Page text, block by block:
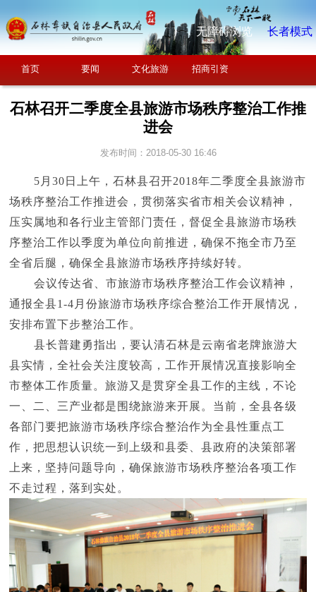
无障碍浏览 长者模式
首页 要闻 文化旅游 招商引资
石林召开二季度全县旅游市场秩序整治工作推
进会
发布时间：2018-05-30 16:46
5月30日上午，石林县召开2018年二季度全县旅游市
场秩序整治工作推进会，贯彻落实省市相关会议精神，
压实属地和各行业主管部门责任，督促全县旅游市场秩
序整治工作以季度为单位向前推进，确保不拖全市乃至
全省后腿，确保全县旅游市场秩序持续好转。
会议传达省、市旅游市场秩序整治工作会议精神，
通报全县1-4月份旅游市场秩序综合整治工作开展情况，
安排布置下步整治工作。
县长普建勇指出，要认清石林是云南省老牌旅游大
县实情，全社会关注度较高，工作开展情况直接影响全
市整体工作质量。旅游又是贯穿全县工作的主线，不论
一、二、三产业都是围绕旅游来开展。当前，全县各级
各部门要把旅游市场秩序综合整治作为全县性重点工
作，把思想认识统一到上级和县委、县政府的决策部署
上来，坚持问题导向，确保旅游市场秩序整治各项工作
不走过程，落到实处。